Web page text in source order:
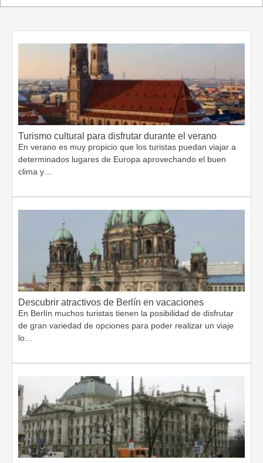
Turismo cultural para disfrutar durante el verano
En verano es muy propicio que los turistas puedan viajar a
determinados lugares de Europa aprovechando el buen
clima y…
Descubrir atractivos de Berlín en vacaciones
En Berlín muchos turistas tienen la posibilidad de disfrutar
de gran variedad de opciones para poder realizar un viaje
lo…